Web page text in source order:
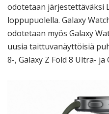
odotetaan järjestettäväksi
loppupuolella. Galaxy
odotetaan myös Galaxy
uusia taittuvanäyttöisiä
8-, Galaxy Z Fold 8 Ultra- ja